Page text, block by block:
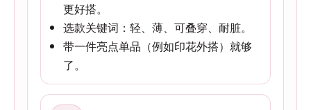
更好搭。
选款关键词：轻、薄、可叠穿、耐脏。
带一件亮点单品（例如印花外搭）就够
了。